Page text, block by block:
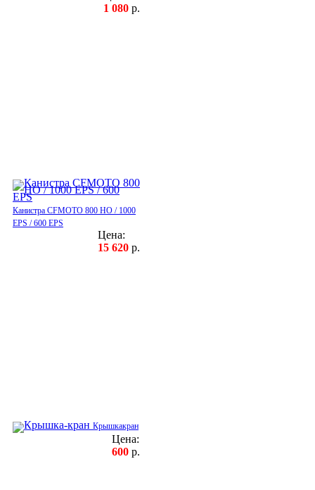
1 080р.
Канистра CFMOTO 800 HO / 1000
EPS / 600 EPS
Цена:
15 620р.
Крышкакран
Цена:
600р.